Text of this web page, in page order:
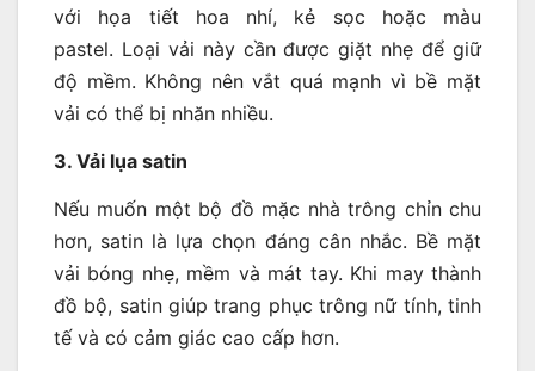
với họa tiết hoa nhí, kẻ sọc hoặc màu
pastel. Loại vải này cần được giặt nhẹ để giữ
độ mềm. Không nên vắt quá mạnh vì bề mặt
vải có thể bị nhăn nhiều.
3. Vải lụa satin
Nếu muốn một bộ đồ mặc nhà trông chỉn chu
hơn, satin là lựa chọn đáng cân nhắc. Bề mặt
vải bóng nhẹ, mềm và mát tay. Khi may thành
đồ bộ, satin giúp trang phục trông nữ tính, tinh
tế và có cảm giác cao cấp hơn.